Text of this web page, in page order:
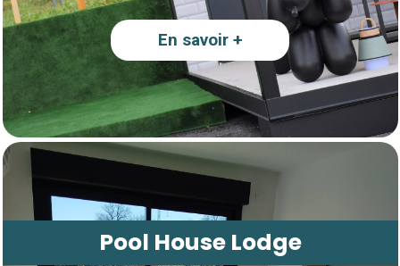
En savoir +
Pool House Lodge